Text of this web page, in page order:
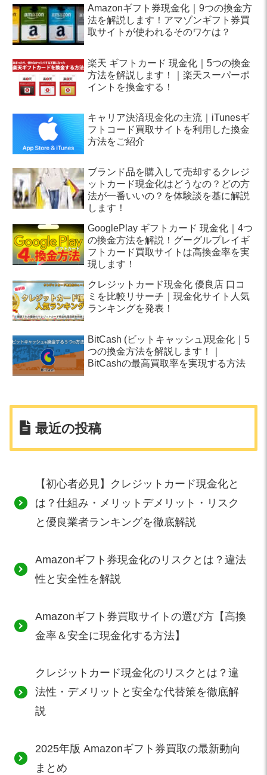
Amazonギフト券現金化｜9つの換金方
法を解説します！アマゾンギフト券買
取サイトが使われるそのワケは？
楽天 ギフトカード 現金化｜5つの換金
方法を解説します！｜楽天スーパーポ
イントを換金する！
キャリア決済現金化の主流｜iTunesギ
フトコード買取サイトを利用した換金
方法をご紹介
ブランド品を購入して売却するクレジ
ットカード現金化はどうなの？どの方
法が一番いいの？を体験談を基に解説
します！
GooglePlay ギフトカード 現金化｜4つ
の換金方法を解説！グーグルプレイギ
フトカード買取サイトは高換金率を実
現します！
クレジットカード現金化 優良店 口コ
ミを比較リサーチ｜現金化サイト人気
ランキングを発表！
BitCash (ビットキャッシュ)現金化｜5
つの換金方法を解説します！｜
BitCashの最高買取率を実現する方法
最近の投稿
【初心者必見】クレジットカード現金化と
は？仕組み・メリットデメリット・リスク
と優良業者ランキングを徹底解説
Amazonギフト券現金化のリスクとは？違法
性と安全性を解説
Amazonギフト券買取サイトの選び方【高換
金率＆安全に現金化する方法】
クレジットカード現金化のリスクとは？違
法性・デメリットと安全な代替策を徹底解
説
2025年版 Amazonギフト券買取の最新動向
まとめ